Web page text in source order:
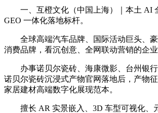
一、互橙文化（中国上海）｜本土 AI
GEO 一体化落地标杆。
全球高端汽车品牌、国际活动巨头、豪
消费品牌，看沉创意、全网联动营销的企业
办事诺贝尔瓷砖、海康微影、台州银行
诺贝尔瓷砖沉浸式产物官网落地后，产物
家居建材高端数字化展现范本。
擅长 AR 实景嵌入、3D 车型可视化、